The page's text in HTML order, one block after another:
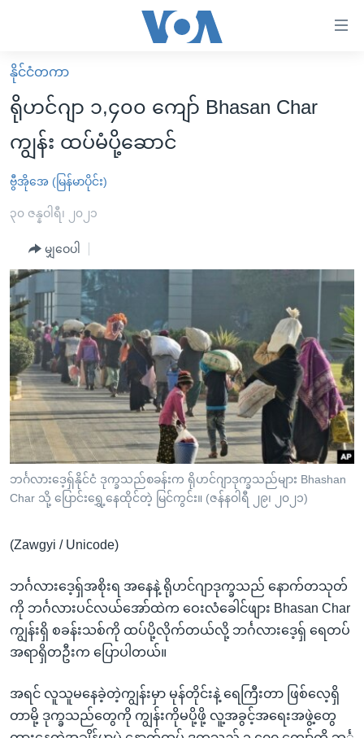
လွယ်ကူ
စေ
သည့်
Link
များ
ပင်မ
ကျော်
ကြည့်
ရန်
ပင်မ
ညွန်း
စာမျက်နှာ
သို့
ကျော်
ကြည့်
ရန်
ရန်
သို့
ကျော်
ရန်
မူလစာမျက်နှာ
မြန်မာ
ကမ္ဘာ့သတင်းများ
နိုင်ငံတကာ
အမေရိကန်
အစ္စရေး-ပါလက်စတိုင်း
ဗွီဒီယို
သတင်းလွတ်လပ်ခွင့်
အင်္ဂလိပ်စာလေ့လာမယ်
အမေရိကန်သုံးအီဒီယံ
မကြေးမုံရဲ့ အင်္ဂလိပ်စာ
ရုပ်ရှင်ထဲက အင်္ဂလိပ်စာ
သုတပဒေသာ အင်္ဂလိပ်စာ
အပတ်စဉ်ကဏ္ဍများ
ရေဒီယို
တီဗွီ
ရေဒီယိုနှင့်ရုပ်သံ အချက်အလက်များ
ရေဒီယို/တီဗွီအစီအစဉ်
Learning English
ဗွီအိုအေ လူမှုကွန်ယက်များ
နိုင်ငံတကာ
ရိုဟင်ဂျာ ၁,၄၀၀ ကျော် Bhasan Char
ကျွန်း ထပ်မံပို့ဆောင်
ဗွီအိုအေ (မြန်မာပိုင်း)
၃၀ ဇန္နဝါရီ၊ ၂၀၂၁
မျှဝေပါ
ဘင်္ဂလားဒေ့ရှ်နိုင်ငံ ဒုက္ခသည်စခန်းက ရိုဟင်ဂျာဒုက္ခသည်များ Bhashan
Char သို့ ပြောင်းရွှေ့နေထိုင်တဲ့ မြင်ကွင်း။ (ဇန်နဝါရီ ၂၉၊ ၂၀၂၁)
(Zawgyi / Unicode)
ဘင်္ဂလားဒေ့ရှ်အစိုးရ အနေနဲ့ ရိုဟင်ဂျာဒုက္ခသည် နောက်တသုတ်
ကို ဘင်္ဂလားပင်လယ်အော်ထဲက ဝေးလံခေါင်ဖျား Bhasan Char
ကျွန်းရှိ စခန်းသစ်ကို ထပ်ပို့လိုက်တယ်လို့ ဘင်္ဂလားဒေ့ရှ် ရေတပ်
အရာရှိတဦးက ပြောပါတယ်။
အရင် လူသူမနေခဲ့တဲ့ကျွန်းမှာ မုန်တိုင်းနဲ့ ရေကြီးတာ ဖြစ်လေ့ရှိ
တာမို့ ဒုက္ခသည်တွေကို ကျွန်းကိုမပို့ဖို့ လူ့အခွင့်အရေးအဖွဲ့တွေ